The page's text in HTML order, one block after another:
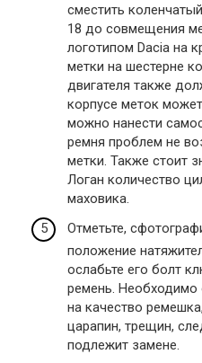
сместить
18 до совмещения
логотипом Dacia на
метки на шестерне
двигателя также
корпусе меток
можно нанести
ремня проблем не
метки. Также стоит
Логан количество
маховика.
Отметьте,
положение
ослабьте его болт
ремень. Необходимо
на качество
царапин, трещин,
подлежит замене.